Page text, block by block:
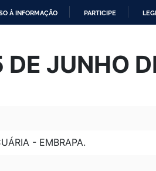
À INFORMAÇÃO PARTICIPE
DE JUNHO
- EMBRAPA.